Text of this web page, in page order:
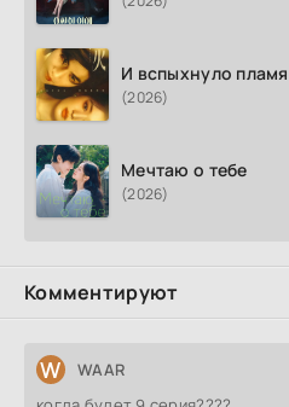
И вспыхнуло пламя
(2026)
Мечтаю о тебе
(2026)
Комментируют
W WAAR